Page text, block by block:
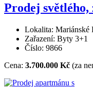
Prodej
Lokalita: Mariánské
Zařazení: Byty 3+1
Číslo: 9866
Cena: 3.700.000 Kč (za